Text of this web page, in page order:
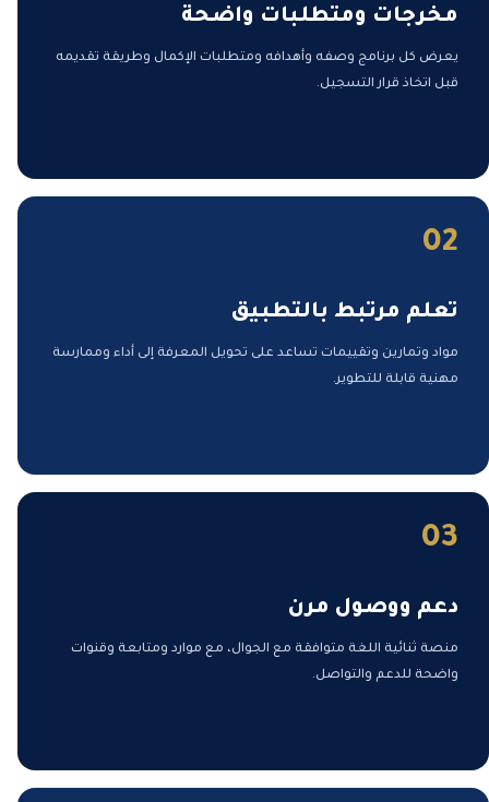
مخرجات ومتطلبات واضحة
يعرض كل برنامج وصفه وأهدافه ومتطلبات الإكمال وطريقة تقديمه
قبل اتخاذ قرار التسجيل.
02
تعلم مرتبط بالتطبيق
مواد وتمارين وتقييمات تساعد على تحويل المعرفة إلى أداء وممارسة
مهنية قابلة للتطوير.
03
دعم ووصول مرن
منصة ثنائية اللغة متوافقة مع الجوال، مع موارد ومتابعة وقنوات
واضحة للدعم والتواصل.